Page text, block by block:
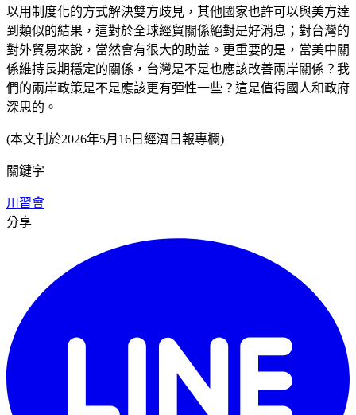
以用制度化的方式解決雙方歧見，其他國家也許可以與美方達
到類似的結果，這對於全球經貿關係絕對是好消息；對台灣的
對外貿易來說，當然會有很大的助益。更重要的是，當美中關
係維持長期穩定的關係，台灣是不是也應該改善兩岸關係？我
們的兩岸政策是不是應該更有彈性一些？這是值得國人和政府
深思的。
(本文刊於2026年5月16日經濟日報專欄)
關鍵字
川習會
分享